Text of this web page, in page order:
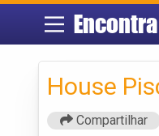
Encontra
House
Compartilhar